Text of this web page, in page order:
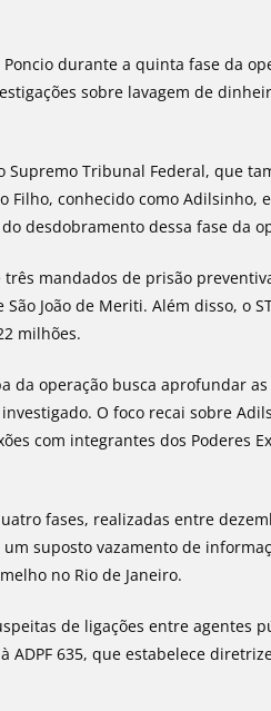
durante a quinta fase da
sobre lavagem de
Tribunal Federal, que
conhecido como Adilsinho,
desdobramento dessa fase da
mandados de prisão
João de Meriti. Além disso, o
milhões.
da operação busca aprofundar
O foco recai sobre
com integrantes dos Poderes
fases, realizadas entre
suposto vazamento de
no Rio de Janeiro.
de ligações entre agentes
ADPF 635, que estabelece